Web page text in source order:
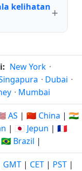
kelihatan
New York ·
· Dubai ·
· Mumbai
AS | 🇨🇳 China | 🇮🇳
| 🇯🇵 Jepun | 🇫🇷
🇧🇷 Brazil |
GMT | CET | PST |